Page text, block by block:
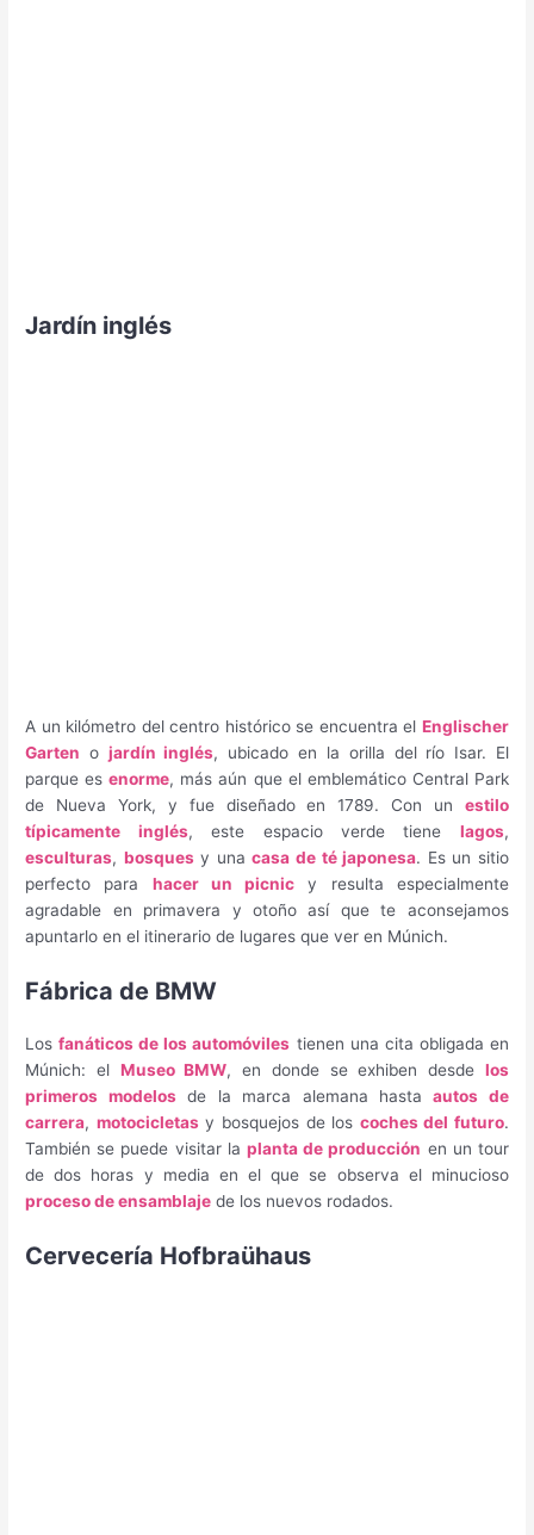
Jardín inglés
A un kilómetro del centro histórico se encuentra el Englischer
Garten o jardín inglés, ubicado en la orilla del río Isar. El
parque esenorme, más aún que el emblemático Central Park
de Nueva York, y fue diseñado en 1789. Con un estilo
típicamente inglés, este espacio verde tiene lagos,
esculturas, bosquesy unacasa de té japonesa. Es un sitio
perfecto para hacer un picnic y resulta especialmente
agradable en primavera y otoño así que te aconsejamos
apuntarlo en el itinerario de lugares que ver en Múnich.
Fábrica de BMW
Losfanáticos de los automóviles tienen una cita obligada en
Múnich: el Museo BMW, en donde se exhiben desde los
primeros modelosde la marca alemana hastaautos de
carrera, motocicletasy bosquejos de los coches del futuro.
También se puede visitar la planta de producción en un tour
de dos horas y media en el que se observa el minucioso
proceso de ensamblaje de los nuevos rodados.
Cervecería Hofbraühaus